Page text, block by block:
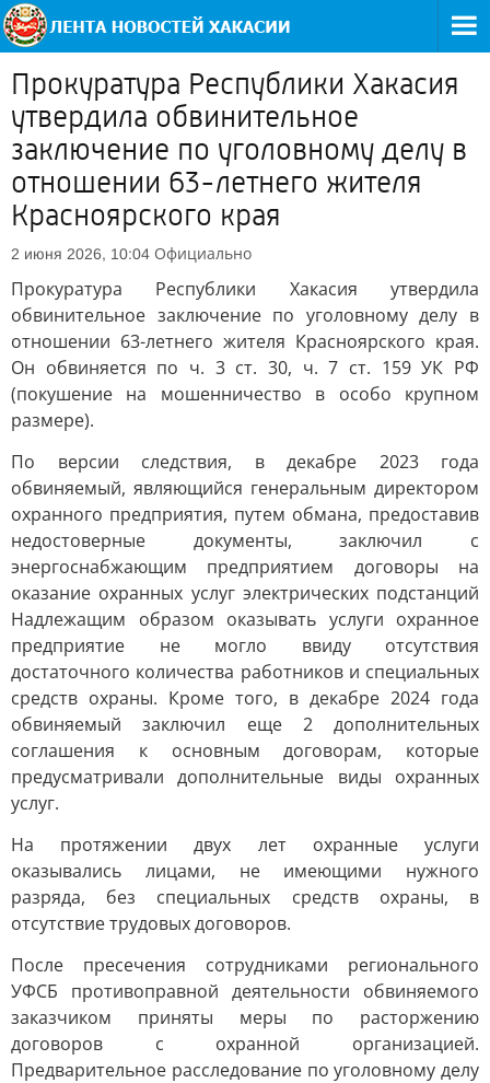
Прокуратура Республики Хакасия
утвердила обвинительное
заключение по уголовному делу в
отношении 63-летнего жителя
Красноярского края
2 июня 2026, 10:04 Официально
Прокуратура Республики Хакасия утвердила
обвинительное заключение по уголовному делу в
отношении 63-летнего жителя Красноярского края.
Он обвиняется по ч. 3 ст. 30, ч. 7 ст. 159 УК РФ
(покушение на мошенничество в особо крупном
размере).
По версии следствия, в декабре 2023 года
обвиняемый, являющийся генеральным директором
охранного предприятия, путем обмана, предоставив
недостоверные документы, заключил с
энергоснабжающим предприятием договоры на
оказание охранных услуг электрических подстанций
Надлежащим образом оказывать услуги охранное
предприятие не могло ввиду отсутствия
достаточного количества работников и специальных
средств охраны. Кроме того, в декабре 2024 года
обвиняемый заключил еще 2 дополнительных
соглашения к основным договорам, которые
предусматривали дополнительные виды охранных
услуг.
На протяжении двух лет охранные услуги
оказывались лицами, не имеющими нужного
разряда, без специальных средств охраны, в
отсутствие трудовых договоров.
После пресечения сотрудниками регионального
УФСБ противоправной деятельности обвиняемого
заказчиком приняты меры по расторжению
договоров с охранной организацией.
Предварительное расследование по уголовному делу